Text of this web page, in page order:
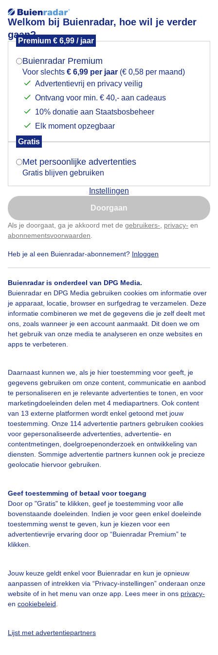
Welkom bij Buienradar, hoe wil je verder
gaan?
Premium € 6,99 / jaar
Buienradar Premium
Voor slechts € 6,99 per jaar (€ 0,58 per maand)
Advertentievrij en privacy veilig
Ontvang voor min. € 40,- aan cadeaus
10% donatie aan Staatsbosbeheer
Elk moment opzegbaar
Gratis
Met persoonlijke advertenties
Gratis blijven gebruiken
Instellingen
Doorgaan
Als je doorgaat, ga je akkoord met de gebruikers- privacy- en
abonnementsvoorwaarden
Heb je al een Buienradar-abonnement? Inloggen
Buienradar is onderdeel van DPG Media.
Buienradar en DPG Media gebruiken cookies om informatie over
je apparaat, locatie, browser en surfgedrag te verzamelen. Deze
informatie combineren we met de gegevens die je zelf deelt met
ons, zoals wanneer je een account aanmaakt. Dit doen we om
het gebruik van onze media te analyseren en onze websites en
apps te verbeteren.
Daarnaast kunnen we, als je hier toestemming voor geeft, je
gegevens gebruiken om onze content, communicatie en aanbod
te personaliseren en je relevante advertenties te tonen, en voor
marketingdoeleinden delen met 4 mediapartners. Ook content
van 13 externe platformen wordt enkel getoond met jouw
toestemming. Onze 114 advertentie partners gebruiken cookies
voor gepersonaliseerde advertenties, advertentie- en
contentmetingen, doelgroepenonderzoek en ontwikkeling van
diensten. Sommige advertentie partners kunnen ook je precieze
geolocatie hiervoor gebruiken.
Geef toestemming of betaal voor toegang
Door op "Gratis" te klikken, geef je toestemming voor alle
bovenstaande doeleinden. Indien je voor geen enkel doeleinde
toestemming wenst te geven, kun je kiezen voor een
advertentievrije ervaring door op “Buienradar Premium” te
klikken.
Jouw keuze geldt enkel voor Buienradar en kun je opnieuw
aanpassen of intrekken via “Privacy-instellingen” onderaan onze
website of in het menu van onze app. Lees meer in ons privacy-
en cookiebeleid
Lijst met advertentiepartners
Onder de wolken in de zon
donkere bewolking er dreigend boven hangt. Je krijgt
dan mooie kleuren
Door: Monique Bormans Gemaakt: 03-12-2025, 29x bekeken
Bekijk slideshow
Een moment geduld aub...
Over Buienradar
Veelgestelde vragen
Contact
Toegankelijkheid
Gebruikersvoorwaarden
Buienradar Team
Privacy beleid
Privacy instellingen
Mogen we je locatie gebruiken voor het
Indien je hier nog geen akkoord op hebt gegeven,
verschijnt er zo een pop-up uit je browser waarin
Is goed, toon de popup
Nu niet, misschien later
Klik hierom dit aan te passen